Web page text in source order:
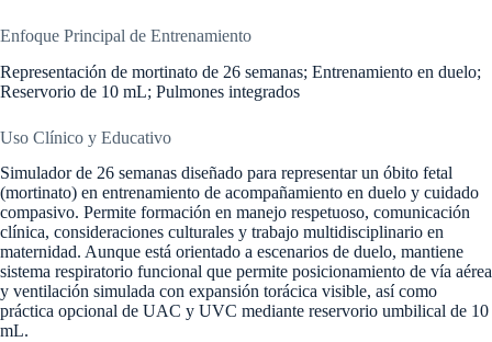
Enfoque Principal de Entrenamiento
Representación de mortinato de 26 semanas; Entrenamiento en duelo;
Reservorio de 10 mL; Pulmones integrados
Uso Clínico y Educativo
Simulador de 26 semanas diseñado para representar un óbito fetal
(mortinato) en entrenamiento de acompañamiento en duelo y cuidado
compasivo. Permite formación en manejo respetuoso, comunicación
clínica, consideraciones culturales y trabajo multidisciplinario en
maternidad. Aunque está orientado a escenarios de duelo, mantiene
sistema respiratorio funcional que permite posicionamiento de vía aérea
y ventilación simulada con expansión torácica visible, así como
práctica opcional de UAC y UVC mediante reservorio umbilical de 10
mL.